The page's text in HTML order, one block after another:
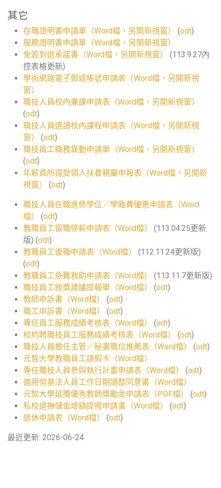
其它
在職證明書申請單（Word檔，另開新視窗） (odt)
服務證明書申請單（Word檔，另開新視窗）
免簽到退承諾書（Word檔，另開新視窗） (113.9.27內
控表格更新)
學術網路電子郵遞帳號申請表（Word檔，另開新視
窗）
職技人員校內兼課申請表（Word檔，另開新視窗）
(odt)
職技人員選讀校內課程申請表（Word檔，另開新視
窗） (odt)
職技員工職務異動申請單（Word檔，另開新視窗）
(odt)
年薪資所得受領人扶養親屬申報表（Word檔，另開新
視窗） (odt)
職技人員在職進修學位／學雜費優惠申請表（Word
檔） (odt)
教職員工留職停薪申請表（Word檔） (113.04.25更新
版) (odt)
教職員工復職申請表（Word檔） (112.11.24更新版)
(odt)
教職員工急難救助申請表（Word檔） (113.11.7更新版)
職技員工敘獎建議提報單（Word檔） (odt)
教師申訴書（Word檔） (odt)
職工申訴書（Word檔） (odt)
專任員工服務成績考核表（Word檔） (odt)
校約聘職技員工服務成績考核表（Word檔） (odt)
職技人員擔任主管／秘書職位推薦表（Word檔） (odt)
元智大學教職員工請假卡（Word檔）
專任職技人員參與執行計畫申請表（Word檔） (odt)
適用勞基法人員工作日期調整同意書（Word檔）
元智大學延攬優秀教師獎勵金申請表（PDF檔） (odt)
私校退撫儲金增額提撥申請書（Word檔） (odt)
退休申請表（Word檔） (odt)
最近更新: 2026-06-24